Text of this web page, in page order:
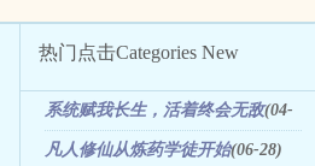
热门点击Categories New
系统赋我长生，活着终会无敌(04-
17)
凡人修仙从炼药学徒开始(06-28)